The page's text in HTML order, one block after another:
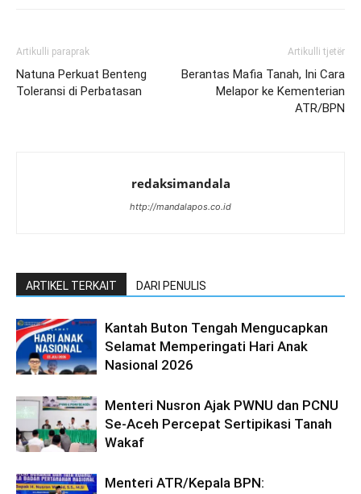
Artikulli paraprak
Natuna Perkuat Benteng
Toleransi di Perbatasan
Artikulli tjetër
Berantas Mafia Tanah, Ini Cara
Melapor ke Kementerian
ATR/BPN
redaksimandala
http://mandalapos.co.id
ARTIKEL TERKAIT DARI PENULIS
Kantah Buton Tengah Mengucapkan
Selamat Memperingati Hari Anak
Nasional 2026
Menteri Nusron Ajak PWNU dan PCNU
Se-Aceh Percepat Sertipikasi Tanah
Wakaf
Menteri ATR/Kepala BPN: